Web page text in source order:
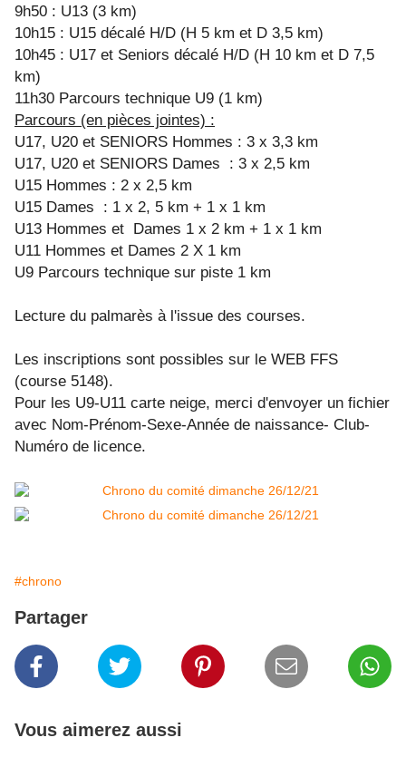
9h50 : U13 (3 km)
10h15 : U15 décalé H/D (H 5 km et D 3,5 km)
10h45 : U17 et Seniors décalé H/D (H 10 km et D 7,5
km)
11h30 Parcours technique U9 (1 km)
Parcours (en pièces jointes) :
U17, U20 et SENIORS Hommes : 3 x 3,3 km
U17, U20 et SENIORS Dames : 3 x 2,5 km
U15 Hommes : 2 x 2,5 km
U15 Dames : 1 x 2, 5 km + 1 x 1 km
U13 Hommes et Dames 1 x 2 km + 1 x 1 km
U11 Hommes et Dames 2 X 1 km
U9 Parcours technique sur piste 1 km
Lecture du palmarès à l'issue des courses.
Les inscriptions sont possibles sur le WEB FFS
(course 5148).
Pour les U9-U11 carte neige, merci d'envoyer un fichier
avec Nom-Prénom-Sexe-Année de naissance- Club-
Numéro de licence.
#chrono
Partager
Vous aimerez aussi